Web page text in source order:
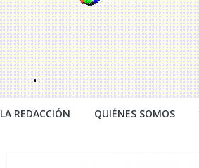
LA REDACCIÓN QUIÉNES SOMOS